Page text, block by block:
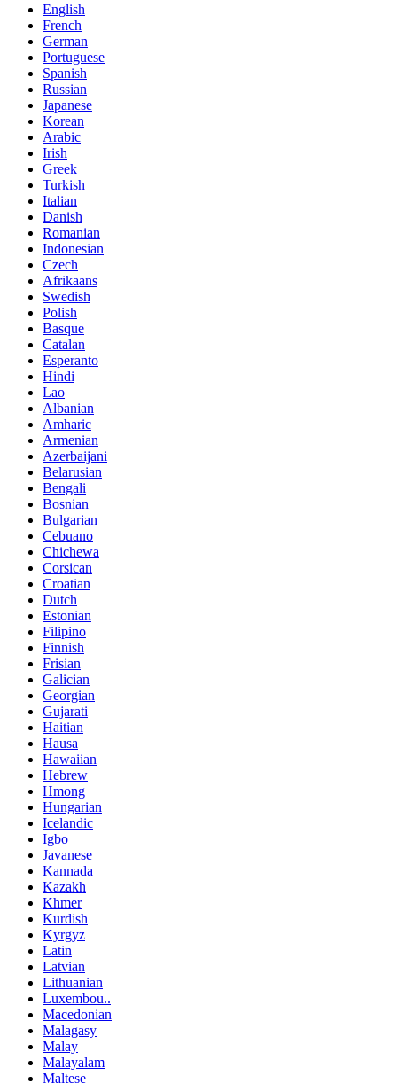
English
French
German
Portuguese
Spanish
Russian
Japanese
Korean
Arabic
Irish
Greek
Turkish
Italian
Danish
Romanian
Indonesian
Czech
Afrikaans
Swedish
Polish
Basque
Catalan
Esperanto
Hindi
Lao
Albanian
Amharic
Armenian
Azerbaijani
Belarusian
Bengali
Bosnian
Bulgarian
Cebuano
Chichewa
Corsican
Croatian
Dutch
Estonian
Filipino
Finnish
Frisian
Galician
Georgian
Gujarati
Haitian
Hausa
Hawaiian
Hebrew
Hmong
Hungarian
Icelandic
Igbo
Javanese
Kannada
Kazakh
Khmer
Kurdish
Kyrgyz
Latin
Latvian
Lithuanian
Luxembou..
Macedonian
Malagasy
Malay
Malayalam
Maltese